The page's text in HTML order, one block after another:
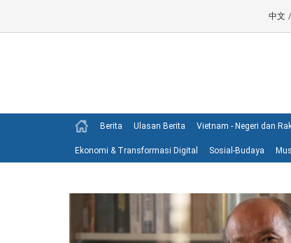
中文 /
Berita Ulasan Berita Vietnam - Negeri dan
Ekonomi & Transformasi Digital Sosial-Budaya